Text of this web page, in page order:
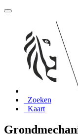
Zoeken
Kaart